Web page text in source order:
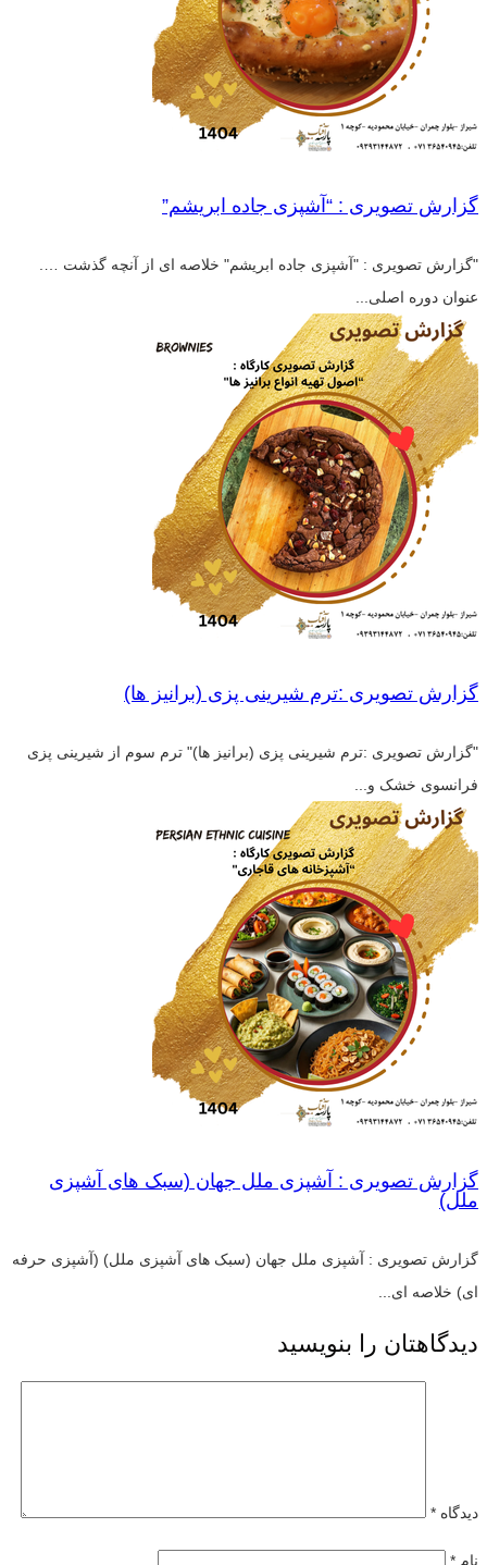
گزارش تصویری : “آشپزی جاده ابریشم”
"گزارش تصویری : "آشپزی جاده ابریشم" خلاصه ای از آنچه گذشت ….
عنوان دوره اصلی...
گزارش تصویری :ترم شیرینی پزی (برانیز ها)
"گزارش تصویری :ترم شیرینی پزی (برانیز ها)" ترم سوم از شیرینی پزی
فرانسوی خشک و...
گزارش تصویری : آشپزی ملل جهان (سبک های آشپزی
ملل)
گزارش تصویری : آشپزی ملل جهان (سبک های آشپزی ملل) (آشپزی حرفه
ای) خلاصه ای...
دیدگاهتان را بنویسید
دیدگاه *
نام *